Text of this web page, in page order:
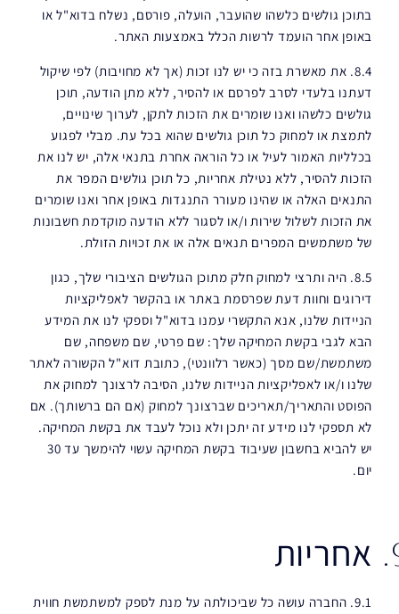
בתוכן גולשים כלשהו שהועבר, הועלה, פורסם, נשלח בדוא"ל או
באופן אחר הועמד לרשות הכלל באמצעות האתר.
8.4. את מאשרת בזה כי יש לנו זכות (אך לא מחויבות) לפי שיקול
דעתנו בלעדי לסרב לפרסם או להסיר, ללא מתן הודעה, תוכן
גולשים כלשהו ואנו שומרים את הזכות לתקן, לערוך שינויים,
לתמצת או למחוק כל תוכן גולשים שהוא בכל עת. מבלי לפגוע
בכלליות האמור לעיל או כל הוראה אחרת בתנאי אלה, יש לנו את
הזכות להסיר, ללא נטילת אחריות, כל תוכן גולשים המפר את
התנאים האלה או שהינו מעורר התנגדות באופן אחר ואנו שומרים
את הזכות לשלול שירות ו/או לסגור ללא הודעה מוקדמת חשבונות
של משתמשים המפרים תנאים אלה או את זכויות הזולת.
8.5. היה ותרצי למחוק חלק מתוכן הגולשים הציבורי שלך, כגון
דירוגים וחוות דעת שפרסמת באתר או בהקשר לאפליקציות
הניידות שלנו, אנא התקשרי עמנו בדוא"ל וספקי לנו את המידע
הבא לגבי בקשת המחיקה שלך: שם פרטי, שם משפחה, שם
משתמשת/שם מסך (כאשר רלוונטי), כתובת דוא"ל הקשורה לאתר
שלנו ו/או לאפליקציות הניידות שלנו, הסיבה לרצונך למחוק את
הפוסט והתאריך/תאריכים שברצונך למחוק (אם הם ברשותך). אם
לא תספקי לנו מידע זה יתכן ולא נוכל לעבד את בקשת המחיקה.
יש להביא בחשבון שעיבוד בקשת המחיקה עשוי להימשך עד 30
יום.
אחריות
9.1. החברה עושה כל שביכולתה על מנת לספק למשתמשת חווית